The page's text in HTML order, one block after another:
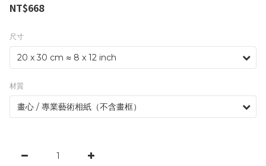
NT$668
尺寸
材質